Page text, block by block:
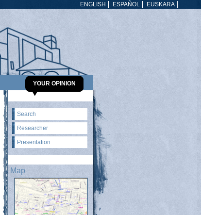
EUSKARA
ESPAÑOL
ENGLISH
YOUR OPINION
Search
Researcher
Presentation
Map